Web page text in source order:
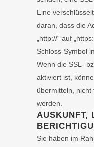
Eine
daran, dass die
„http://“ auf
Schloss-Symbol
Wenn die SSL-
aktiviert ist,
übermitteln, nicht
werden.
AUSKUNFT,
Sie haben im